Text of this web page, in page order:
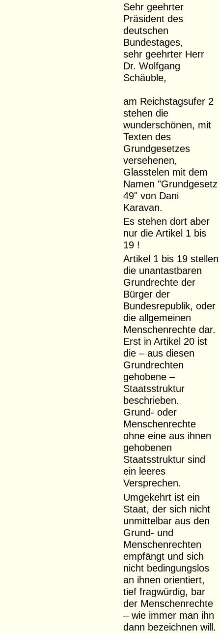
Sehr geehrter
Präsident des
deutschen
Bundestages,
sehr geehrter Herr
Dr. Wolfgang
Schäuble,
am Reichstagsufer 2
stehen die
wunderschönen, mit
Texten des
Grundgesetzes
versehenen,
Glasstelen mit dem
Namen "Grundgesetz
49" von Dani
Karavan.
Es stehen dort aber
nur die Artikel 1 bis
19 !
Artikel 1 bis 19 stellen
die unantastbaren
Grundrechte der
Bürger der
Bundesrepublik, oder
die allgemeinen
Menschenrechte dar.
Erst in Artikel 20 ist
die – aus diesen
Grundrechten
gehobene –
Staatsstruktur
beschrieben.
Grund- oder
Menschenrechte
ohne eine aus ihnen
gehobenen
Staatsstruktur sind
ein leeres
Versprechen.
Umgekehrt ist ein
Staat, der sich nicht
unmittelbar aus den
Grund- und
Menschenrechten
empfängt und sich
nicht bedingungslos
an ihnen orientiert,
tief fragwürdig, bar
der Menschenrechte
– wie immer man ihn
dann bezeichnen will.